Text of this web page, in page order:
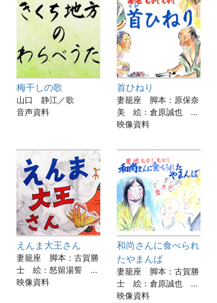
梅干しの歌
山口 静江／歌
音声資料
首ひねり
妻籠座 脚本：原保奈
美 絵：倉原誠也 実
演：原保奈美
書館
映像資料
えんま大王さん
妻籠座 脚本：古賀勝
士 絵：怒留湯誓 実
演：緒方朋子
映像資料
和尚さんに食べられ
たやまんば
妻籠座 脚本：古賀勝
士 絵：倉原誠也 実
演：坂本玲子
映像資料